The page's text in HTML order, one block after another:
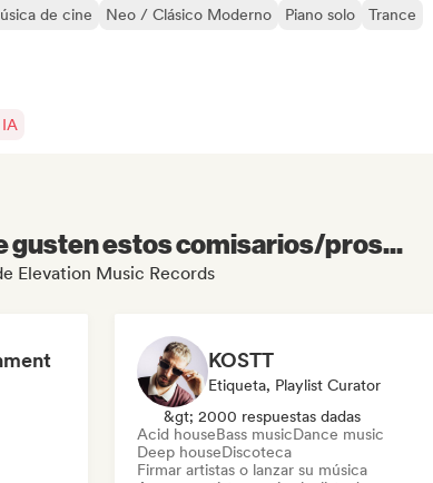
de cine Neo / Clásico Moderno Piano solo
Trance
gusten estos comisarios/pros...
Elevation Music Records
KOSTT
Etiqueta, Playlist Curator
&gt; 2000 respuestas dadas
Acid houseBass musicDance music
Deep houseDiscoteca
Firmar artistas o lanzar su música